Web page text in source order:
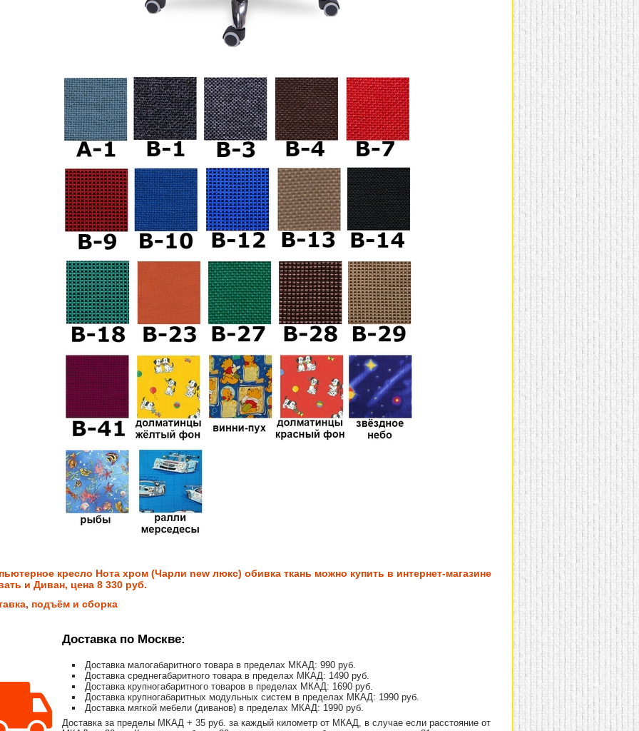
кресло Нота хром (Чарли new люкс) обивка ткань можно купить в интернет-магазине
и Диван, цена 8 330 руб.
подъём и сборка
Доставка по Москве:
Доставка малогабаритного товара в пределах МКАД: 990 руб.
Доставка среднегабаритного товара в пределах МКАД: 1490 руб.
Доставка крупногабаритного товаров в пределах МКАД: 1690 руб.
Доставка крупногабаритных модульных систем в пределах МКАД: 1990 руб.
Доставка мягкой мебели (диванов) в пределах МКАД: 1990 руб.
Доставка за пределы МКАД + 35 руб. за каждый километр от МКАД, в случае если расстояние от